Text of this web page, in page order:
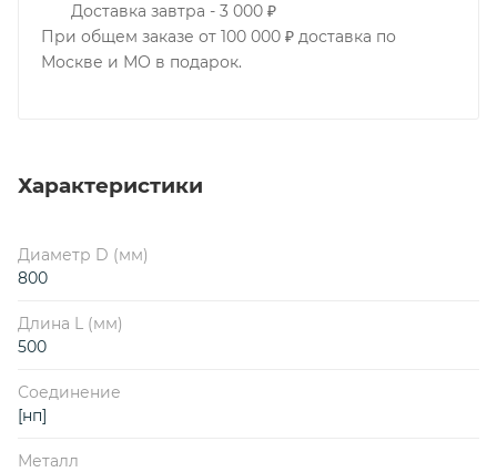
Доставка завтра - 3 000 ₽
При общем заказе от 100 000 ₽ доставка по
Москве и МО в подарок.
Характеристики
Диаметр D (мм)
800
Длина L (мм)
500
Соединение
[нп]
Металл